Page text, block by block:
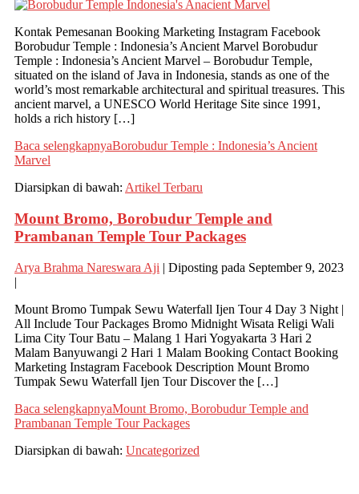
Kontak Pemesanan Booking Marketing Instagram Facebook
Borobudur Temple : Indonesia’s Ancient Marvel Borobudur
Temple : Indonesia’s Ancient Marvel – Borobudur Temple,
situated on the island of Java in Indonesia, stands as one of the
world’s most remarkable architectural and spiritual treasures. This
ancient marvel, a UNESCO World Heritage Site since 1991,
holds a rich history […]
Baca selengkapnyaBorobudur Temple : Indonesia’s Ancient
Marvel
Diarsipkan di bawah: Artikel Terbaru
Mount Bromo, Borobudur Temple and
Prambanan Temple Tour Packages
Arya Brahma Nareswara Aji | Diposting pada September 9, 2023
|
Mount Bromo Tumpak Sewu Waterfall Ijen Tour 4 Day 3 Night |
All Include Tour Packages Bromo Midnight Wisata Religi Wali
Lima City Tour Batu – Malang 1 Hari Yogyakarta 3 Hari 2
Malam Banyuwangi 2 Hari 1 Malam Booking Contact Booking
Marketing Instagram Facebook Description Mount Bromo
Tumpak Sewu Waterfall Ijen Tour Discover the […]
Baca selengkapnyaMount Bromo, Borobudur Temple and
Prambanan Temple Tour Packages
Diarsipkan di bawah: Uncategorized